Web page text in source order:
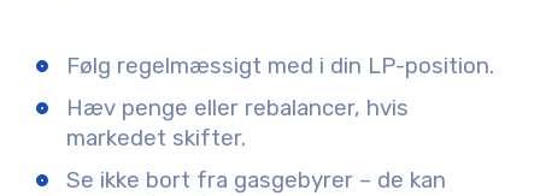
Følg regelmæssigt med i din LP-position.
Hæv penge eller rebalancer, hvis
markedet skifter.
Se ikke bort fra gasgebyrer – de kan